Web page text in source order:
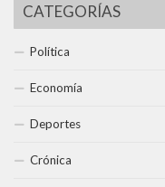
CATEGORÍAS
Política
Economía
Deportes
Crónica